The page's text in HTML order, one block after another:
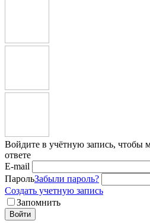
Войдите в учётную запись, чтобы
ответе
E-mail
ПарольЗабыли пароль?
Создать учетную запись
Запомнить
Войти